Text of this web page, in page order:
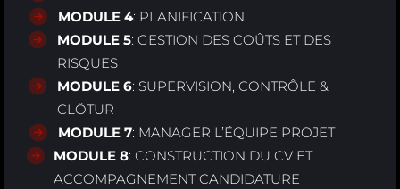
MODULE 4: PLANIFICATION
MODULE 5: GESTION DES COÛTS ET DES
RISQUES
MODULE 6: SUPERVISION, CONTRÔLE &
CLÔTUR
MODULE 7: MANAGER L’ÉQUIPE PROJET
MODULE 8: CONSTRUCTION DU CV ET
ACCOMPAGNEMENT CANDIDATURE